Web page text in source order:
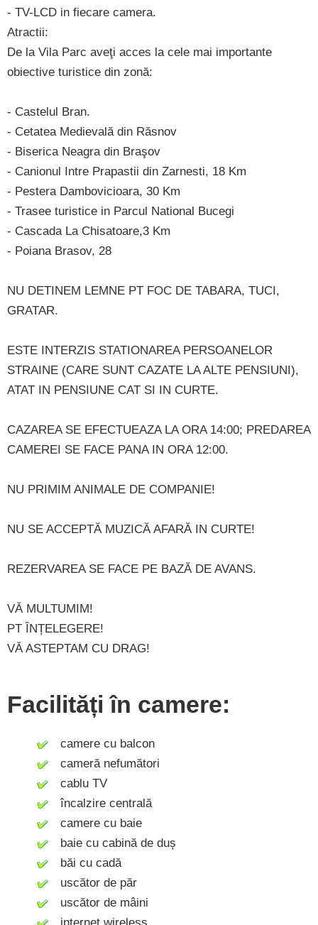
- TV-LCD in fiecare camera.
Atractii:
De la Vila Parc aveţi acces la cele mai importante
obiective turistice din zonă:
- Castelul Bran.
- Cetatea Medievală din Răsnov
- Biserica Neagra din Braşov
- Canionul Intre Prapastii din Zarnesti, 18 Km
- Pestera Dambovicioara, 30 Km
- Trasee turistice in Parcul National Bucegi
- Cascada La Chisatoare,3 Km
- Poiana Brasov, 28
NU DETINEM LEMNE PT FOC DE TABARA, TUCI,
GRATAR.
ESTE INTERZIS STATIONAREA PERSOANELOR
STRAINE (CARE SUNT CAZATE LA ALTE PENSIUNI),
ATAT IN PENSIUNE CAT SI IN CURTE.
CAZAREA SE EFECTUEAZA LA ORA 14:00; PREDAREA
CAMEREI SE FACE PANA IN ORA 12:00.
NU PRIMIM ANIMALE DE COMPANIE!
NU SE ACCEPTĂ MUZICĂ AFARĂ IN CURTE!
REZERVAREA SE FACE PE BAZĂ DE AVANS.
VĂ MULTUMIM!
PT ÎNȚELEGERE!
VĂ ASTEPTAM CU DRAG!
Facilități în camere:
camere cu balcon
cameră nefumători
cablu TV
încalzire centrală
camere cu baie
baie cu cabină de duș
băi cu cadă
uscător de păr
uscător de mâini